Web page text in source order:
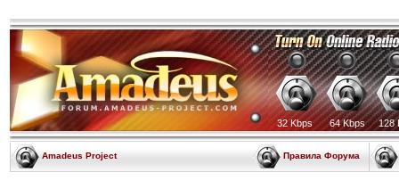
32 Kbps 64 Kbps 128
Amadeus Project Правила Форума